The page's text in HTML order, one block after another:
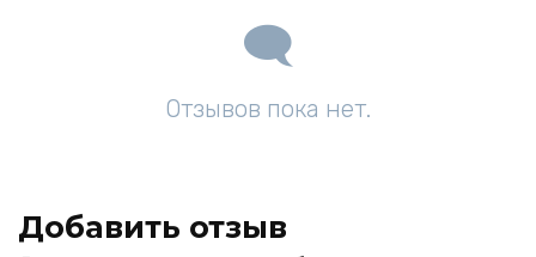
Отзывов пока нет.
Добавить отзыв